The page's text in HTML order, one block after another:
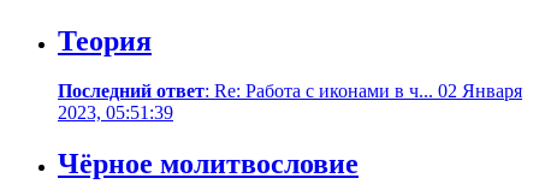
Теория
Последний ответ: Re: Работа с иконами в ч... 02 Января
2023, 05:51:39
Чёрное молитвословие